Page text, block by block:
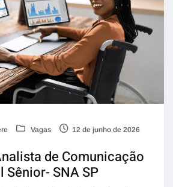
Vagas 12 de junho de 2026
de Comunicação
SNA SP